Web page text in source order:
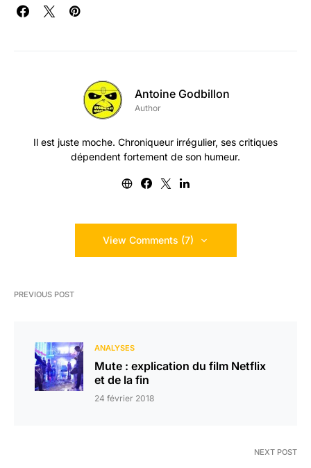
Antoine Godbillon
Author
Il est juste moche. Chroniqueur irrégulier, ses critiques
dépendent fortement de son humeur.
View Comments (7)
PREVIOUS POST
ANALYSES
Mute : explication du film Netflix
et de la fin
24 février 2018
NEXT POST